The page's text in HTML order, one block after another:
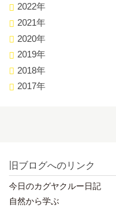
2022年
2021年
2020年
2019年
2018年
2017年
旧ブログへのリンク
今日のカグヤクルー日記
自然から学ぶ